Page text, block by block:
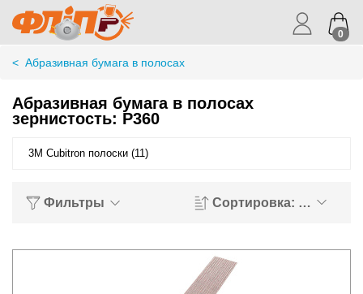
0
< Абразивная бумага в полосах
Абразивная бумага в полосах
зернистость: P360
3M Cubitron полоски (11)
Фильтры Сортировка: Хиты